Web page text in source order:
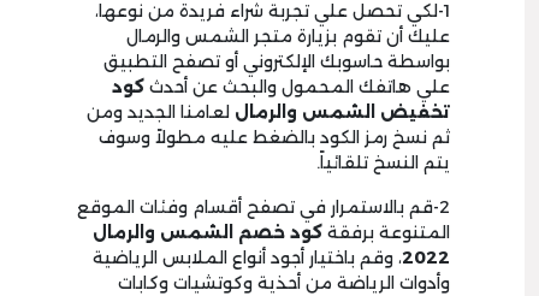
1-لكي تحصل علي تجربة شراء فريدة من نوعها،
عليك أن تقوم بزيارة متجر الشمس والرمال
بواسطة حاسوبك الإلكتروني أو تصفح التطبيق
علي هاتفك المحمول والبحث عن أحدث كود
تخفيض الشمس والرمال لعامنا الجديد ومن
ثم نسخ رمز الكود بالضغط عليه مطولاً وسوف
يتم النسخ تلقائياً.
2-قم بالاستمرار في تصفح أقسام وفئات الموقع
المتنوعة برفقة كود خصم الشمس والرمال
2022، وقم باختيار أجود أنواع الملابس الرياضية
وأدوات الرياضة من أحذية وكوتشيات وكابات